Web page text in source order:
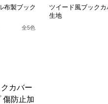
布製ブック
全5色
ツイード風ブックカ
生地